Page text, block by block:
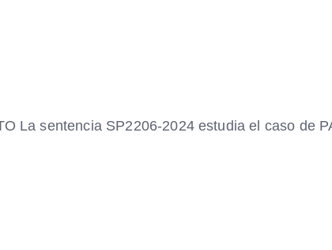
La sentencia SP2206-2024 estudia el caso de